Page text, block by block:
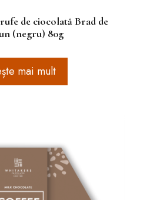
de ciocolată Brad de
(negru) 80g
mai mult